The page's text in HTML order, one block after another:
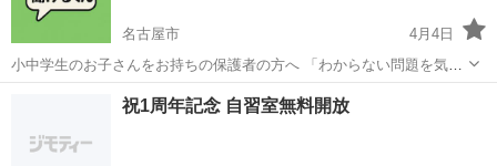
名古屋市
4月4日
小中学生のお子さんをお持ちの保護者の方へ 「わからない問題を気軽
に聞ける先生」が、LINEでサポートします！ 📲【サービス内容】 ・
わからない問題をLINEで送るだけ ・24時間以内に東大卒講師が解説し
名古屋市 塾 オンライン
祝1周年記念 自習室無料開放